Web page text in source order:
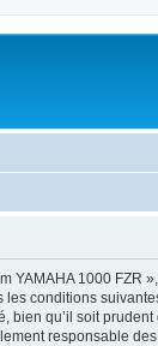
1000 FZR
conditions
qu’il soit
responsable